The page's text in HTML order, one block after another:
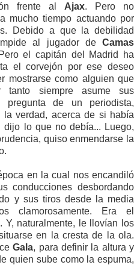
frente al Ajax. Pero no
mucho tiempo actuando por
Debido a que la debilidad
al jugador de Camas
el capitán del Madrid ha
el corvejón por ese deseo
mostrarse como alguien que
siempre asume sus
de un periodista,
la verdad, acerca de si había
dijo lo que no debía... Luego,
quiso enmendarse la
en la cual nos encandiló
conducciones desbordando
y sus tiros desde la media
clamorosamente. Era el
Y, naturalmente, le llovían los
en la cresta de la ola.
Gala, para definir la altura y
quien sube como la espuma,